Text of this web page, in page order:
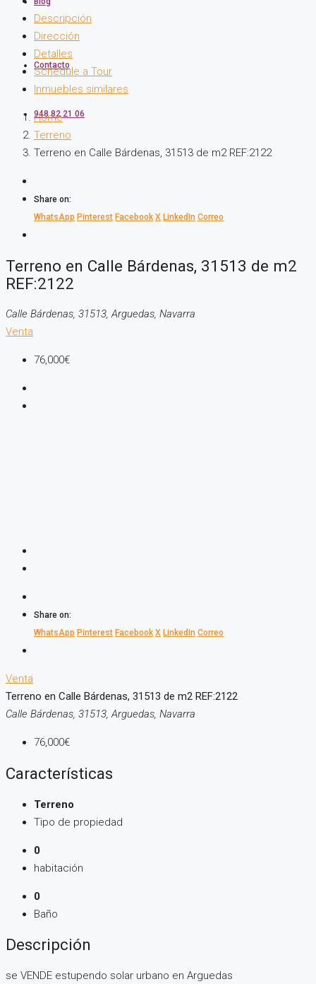
Contacto
948 82 21 06
Descripción
Dirección
Detalles
Schedule a Tour
Inmuebles similares
Home
Terreno
Terreno en Calle Bárdenas, 31513 de m2 REF:2122
Share on:
WhatsApp Pinterest Facebook X LinkedIn Correo
Terreno en Calle Bárdenas, 31513 de m2
REF:2122
Calle Bárdenas, 31513, Arguedas, Navarra
Venta
76,000€
Share on:
WhatsApp Pinterest Facebook X LinkedIn Correo
Venta
Terreno en Calle Bárdenas, 31513 de m2 REF:2122
Calle Bárdenas, 31513, Arguedas, Navarra
76,000€
Características
Terreno
Tipo de propiedad
0
habitación
0
Baño
Descripción
se VENDE estupendo solar urbano en Arguedas